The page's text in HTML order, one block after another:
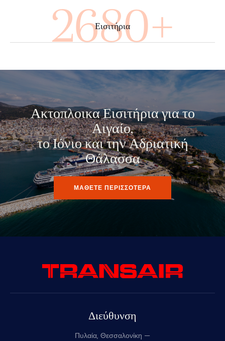
4000+
Εισιτήρια
Ακτοπλοικα Εισιτήρια για το
Αιγαίο,
το Ιόνιο και την Αδριατική
Θάλασσα
ΜΑΘΕΤΕ ΠΕΡΙΣΣΟΤΕΡΑ
Διεύθυνση
Πυλαία, Θεσσαλονίκη —